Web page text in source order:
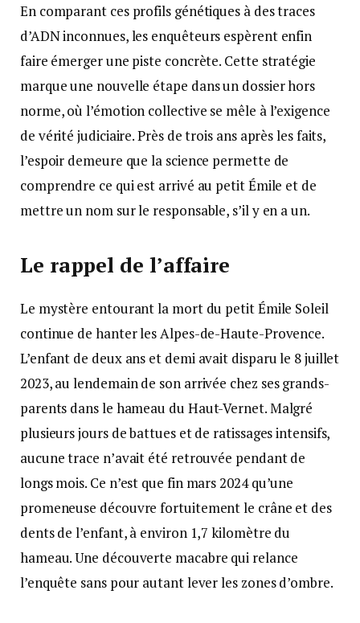
En comparant ces profils génétiques à des traces
d’ADN inconnues, les enquêteurs espèrent enfin
faire émerger une piste concrète. Cette stratégie
marque une nouvelle étape dans un dossier hors
norme, où l’émotion collective se mêle à l’exigence
de vérité judiciaire. Près de trois ans après les faits,
l’espoir demeure que la science permette de
comprendre ce qui est arrivé au petit Émile et de
mettre un nom sur le responsable, s’il y en a un.
Le rappel de l’affaire
Le mystère entourant la mort du petit Émile Soleil
continue de hanter les Alpes-de-Haute-Provence.
L’enfant de deux ans et demi avait disparu le 8 juillet
2023, au lendemain de son arrivée chez ses grands-
parents dans le hameau du Haut-Vernet. Malgré
plusieurs jours de battues et de ratissages intensifs,
aucune trace n’avait été retrouvée pendant de
longs mois. Ce n’est que fin mars 2024 qu’une
promeneuse découvre fortuitement le crâne et des
dents de l’enfant, à environ 1,7 kilomètre du
hameau. Une découverte macabre qui relance
l’enquête sans pour autant lever les zones d’ombre.